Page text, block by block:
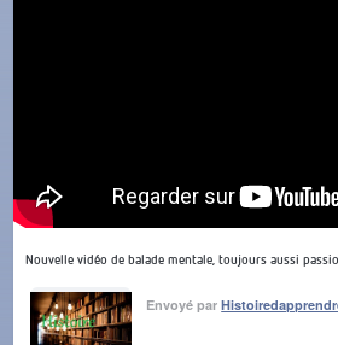
Nouvelle vidéo de balade mentale, toujours aussi
Envoyé par